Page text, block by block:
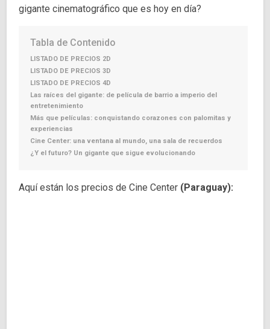
gigante cinematográfico que es hoy en día?
Tabla de Contenido
LISTADO DE PRECIOS 2D
LISTADO DE PRECIOS 3D
LISTADO DE PRECIOS 4D
Las raíces del gigante: de película de barrio a imperio del
entretenimiento
Más que películas: conquistando corazones con palomitas y
experiencias
Cine Center: una ventana al mundo, una sala de recuerdos
¿Y el futuro? Un gigante que sigue evolucionando
Aquí están los precios de Cine Center (Paraguay):